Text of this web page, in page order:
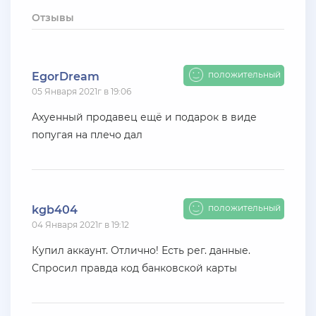
harya
+ 10 руб 11 Июля 2026г в 16:55
KAPital
ахахахахахахахахаахаха ухухухху на***яяяяя
нассал
+ 2000 руб
10 Июля 2026г в 18:06
Vlad_Esidisi
насрал
Отзывы
EgorDream
05 Января 2021г в 19:06
положительный
Ахуенный продавец ещё и подарок в виде
попугая на плечо дал
kgb404
04 Января 2021г в 19:12
положительный
Купил аккаунт. Отлично! Есть рег. данные.
Спросил правда код банковской карты